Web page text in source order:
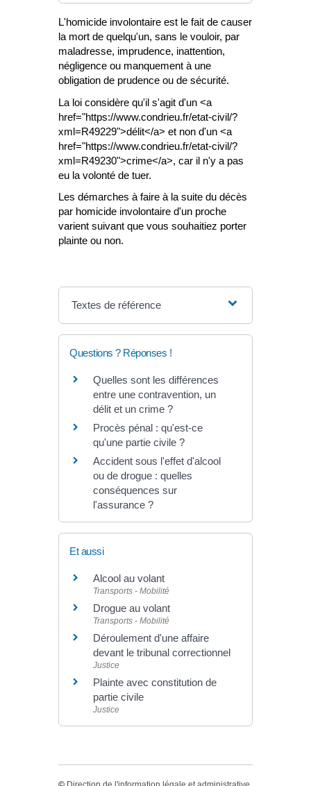
L'homicide involontaire est le fait de causer
la mort de quelqu'un, sans le vouloir, par
maladresse, imprudence, inattention,
négligence ou manquement à une
obligation de prudence ou de sécurité.
La loi considère qu'il s'agit d'un <a
href="https://www.condrieu.fr/etat-civil/?
xml=R49229">délit</a> et non d'un <a
href="https://www.condrieu.fr/etat-civil/?
xml=R49230">crime</a>, car il n'y a pas
eu la volonté de tuer.
Les démarches à faire à la suite du décès
par homicide involontaire d'un proche
varient suivant que vous souhaitiez porter
plainte ou non.
Textes de référence
Questions ? Réponses !
Quelles sont les différences
entre une contravention, un
délit et un crime ?
Procès pénal : qu'est-ce
qu'une partie civile ?
Accident sous l'effet d'alcool
ou de drogue : quelles
conséquences sur
l'assurance ?
Et aussi
Alcool au volant
Transports - Mobilité
Drogue au volant
Transports - Mobilité
Déroulement d'une affaire
devant le tribunal correctionnel
Justice
Plainte avec constitution de
partie civile
Justice